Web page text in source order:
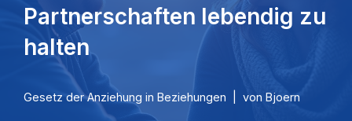
Partnerschaften lebendig zu
halten
Gesetz der Anziehung in Beziehungen von Bjoern